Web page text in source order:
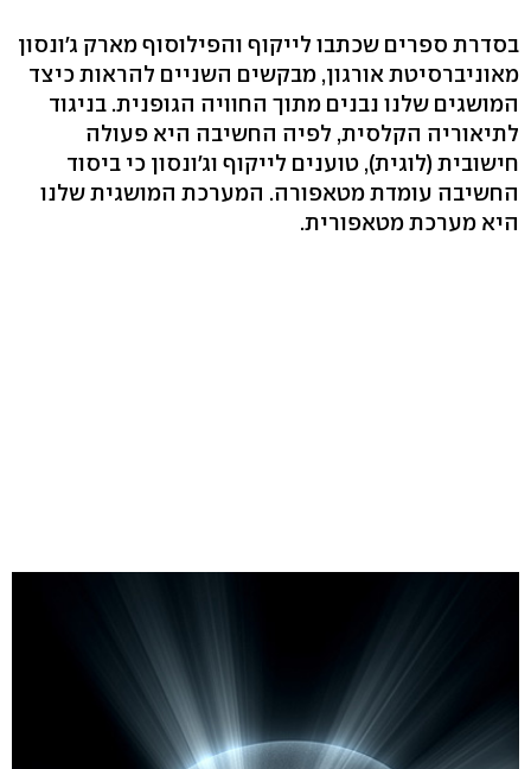
בסדרת ספרים שכתבו לייקוף והפילוסוף מארק ג'ונסון
מאוניברסיטת אורגון, מבקשים השניים להראות כיצד
המושגים שלנו נבנים מתוך החוויה הגופנית. בניגוד
לתיאוריה הקלסית, לפיה החשיבה היא פעולה
חישובית (לוגית), טוענים לייקוף וג'ונסון כי ביסוד
החשיבה עומדת מטאפורה. המערכת המושגית שלנו
היא מערכת מטאפורית.